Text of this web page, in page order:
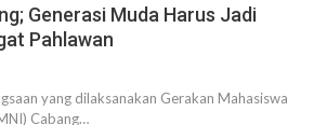
Generasi Muda Harus Jadi
Pahlawan
yang dilaksanakan Gerakan Mahasiswa
Cabang…